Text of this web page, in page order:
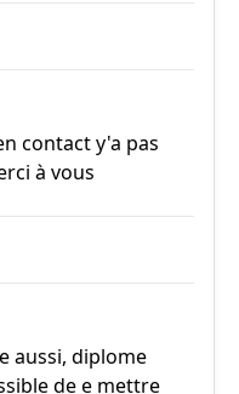
contact y'a pas
à vous
aussi, diplome
de e mettre